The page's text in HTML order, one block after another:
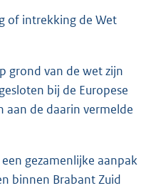
of intrekking de Wet
grond van de wet zijn
bij de Europese
de daarin vermelde
gezamenlijke aanpak
binnen Brabant Zuid